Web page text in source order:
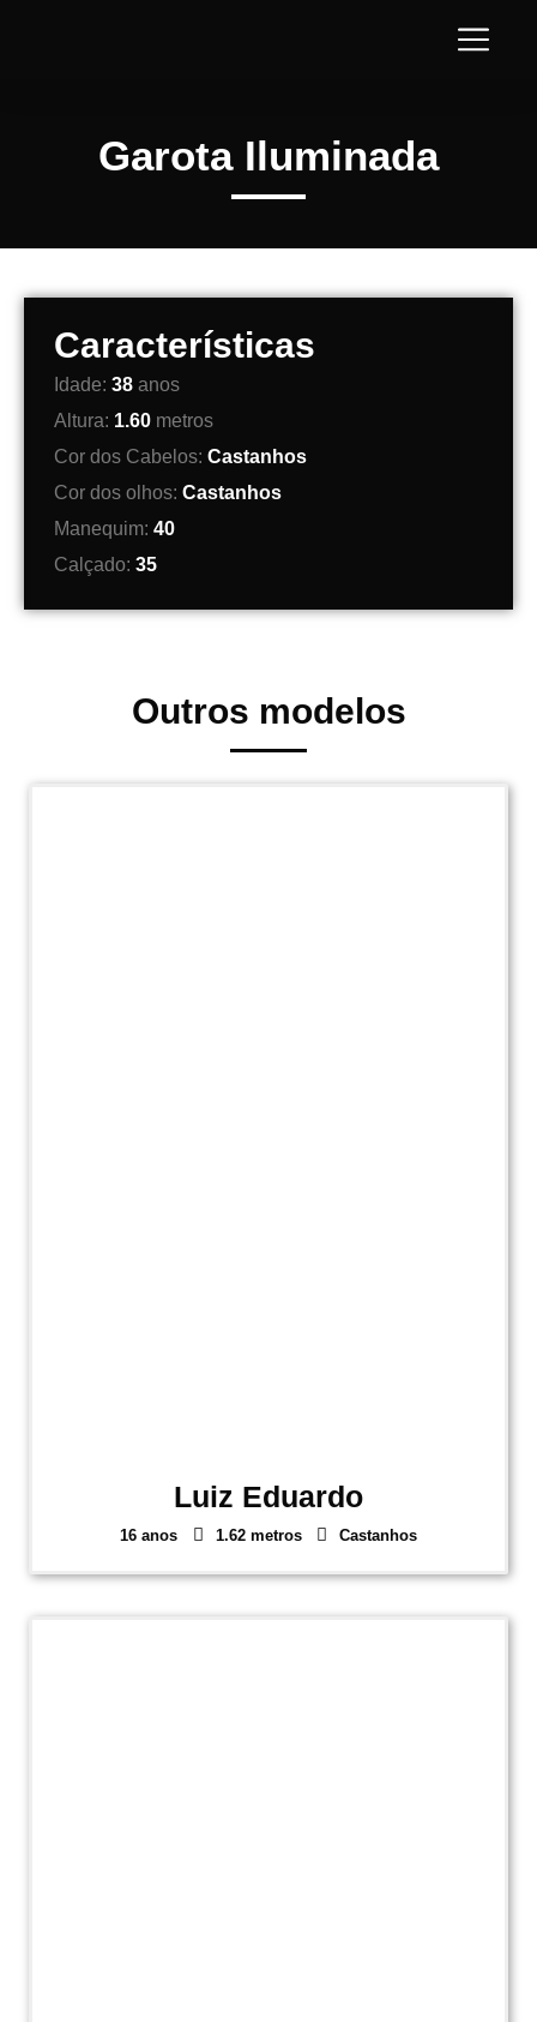
Garota Iluminada
Características
Idade: 38 anos
Altura: 1.60 metros
Cor dos Cabelos: Castanhos
Cor dos olhos: Castanhos
Manequim: 40
Calçado: 35
Outros modelos
Luiz Eduardo
16 anos 1.62 metros Castanhos